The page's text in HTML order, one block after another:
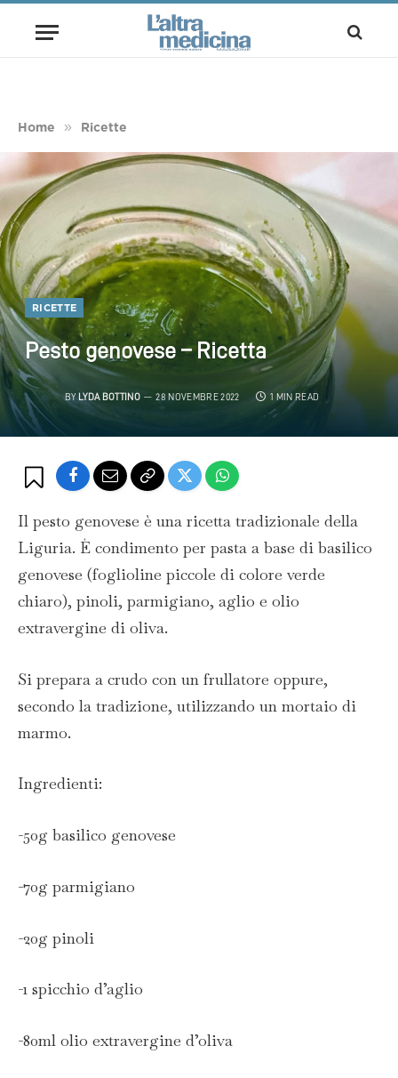
Home » Ricette
RICETTE
Pesto genovese – Ricetta
BY LYDA BOTTINO 28 NOVEMBRE 2022 1 MIN READ
Il pesto genovese è una ricetta tradizionale della
Liguria. È condimento per pasta a base di basilico
genovese (foglioline piccole di colore verde
chiaro), pinoli, parmigiano, aglio e olio
extravergine di oliva.
Si prepara a crudo con un frullatore oppure,
secondo la tradizione, utilizzando un mortaio di
marmo.
Ingredienti:
-50g basilico genovese
-70g parmigiano
-20g pinoli
-1 spicchio d’aglio
-80ml olio extravergine d’oliva